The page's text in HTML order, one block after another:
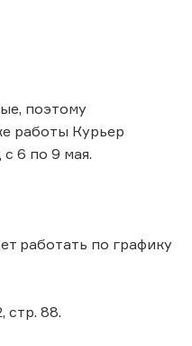
поэтому
работы Курьер
6 по 9 мая.
работать по графику
стр. 88.